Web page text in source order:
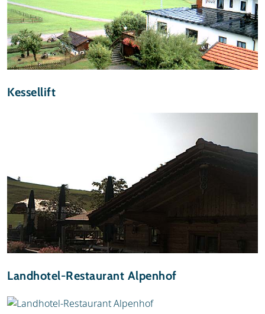
Kessellift
Landhotel-Restaurant Alpenhof